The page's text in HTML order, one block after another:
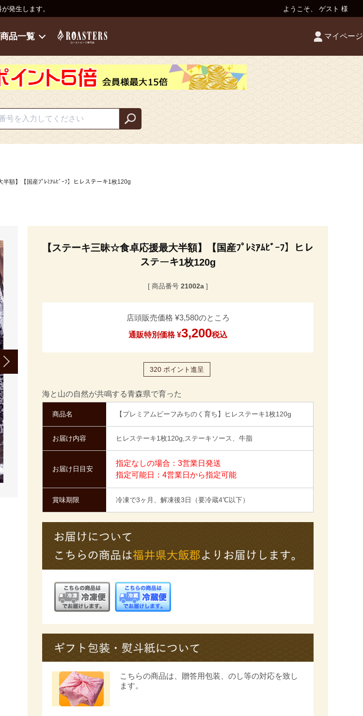
発生します。 ようこそ、 ゲスト 様
商品一覧 マイページ
額】【国産ﾌﾟﾚﾐｱﾑﾋﾞｰﾌ】ヒレステーキ1枚120g
【ステーキ三昧☆食卓応援最大半額】【国産ﾌﾟﾚﾐｱﾑﾋﾞｰﾌ】ヒレ
ステーキ1枚120g
商品番号 21002a
店頭販売価格 ¥3,580のところ
通販特別価格 ¥3,200税込
320 ポイント進呈
海と山の自然が共鳴する青森県で育った
商品名 【プレミアムビーフみちのく育ち】ヒレステーキ1枚120g
お届け内容 ヒレステーキ1枚120g,ステーキソース、牛脂
お届け日目安
指定なしの場合：3営業日発送
指定可能日：4営業日から指定可能
賞味期限 冷凍で3ヶ月、解凍後3日（要冷蔵4℃以下）
こちらの商品は、 贈答用包装、のし等の対応を致し
ます。